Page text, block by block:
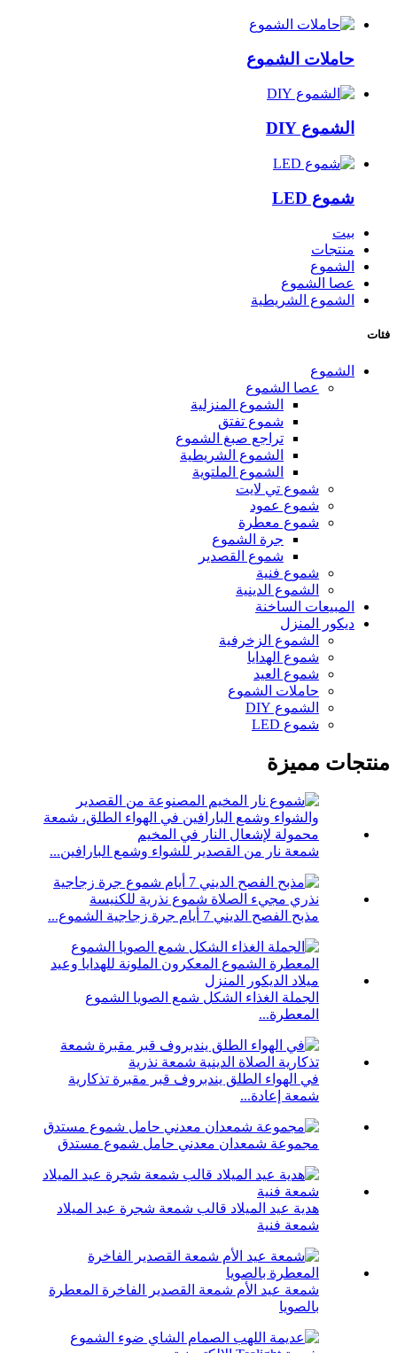
حاملات الشموع
الشموع DIY
شموع LED
بيت
منتجات
الشموع
عصا الشموع
الشموع الشريطية
فئات
الشموع
عصا الشموع
الشموع المنزلية
شموع تفتق
تراجع صبغ الشموع
الشموع الشريطية
الشموع الملتوية
شموع تي لايت
شموع عمود
شموع معطرة
جرة الشموع
شموع القصدير
شموع فنية
الشموع الدينية
المبيعات الساخنة
ديكور المنزل
الشموع الزخرفية
شموع الهدايا
شموع العيد
حاملات الشموع
الشموع DIY
شموع LED
منتجات مميزة
شمعة نار من القصدير للشواء وشمع البارافين...
مذبح الفصح الديني 7 أيام جرة زجاجية الشموع...
الجملة الغذاء الشكل شمع الصويا الشموع
المعطرة...
في الهواء الطلق يندبروف قبر مقبرة تذكارية
شمعة إعادة...
مجموعة شمعدان معدني حامل شموع مستدق
هدية عيد الميلاد قالب شمعة شجرة عيد الميلاد
شمعة فنية
شمعة عيد الأم شمعة القصدير الفاخرة المعطرة
بالصويا